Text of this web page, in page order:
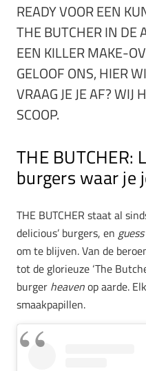
READY VOOR EEN
THE BUTCHER IN DE
EEN KILLER MAKE-
GELOOF ONS, HIER
VRAAG JE JE AF? WIJ
SCOOP.
THE BUTCHER:
burgers waar je
THE BUTCHER staat al
delicious’ burgers, en
om te blijven. Van de
tot de glorieuze ‘The
burger heavenop aarde.
smaakpapillen.